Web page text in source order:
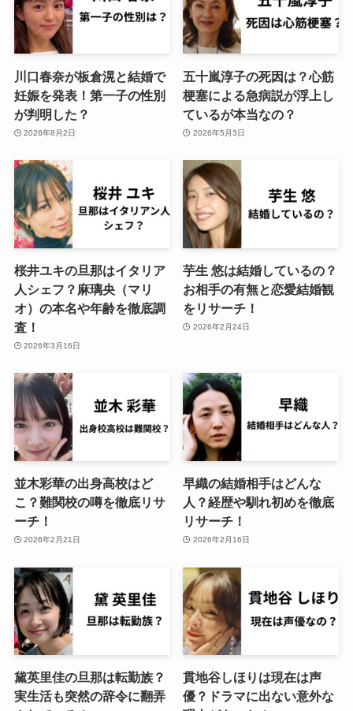
川口春奈が板倉滉と結婚で
妊娠を発表！第一子の性別
が判明した？
2026年8月2日
五十嵐淳子の死因は？心筋
梗塞による急病説が浮上し
ているが本当なの？
2026年5月3日
桜井ユキの旦那はイタリア
人シェフ？麻璃央（マリ
オ）の本名や年齢を徹底調
査！
2026年3月16日
芋生 悠は結婚しているの？
お相手の有無と恋愛結婚観
をリサーチ！
2026年2月24日
並木彩華の出身高校はど
こ？難関校の噂を徹底リサ
ーチ！
2026年2月21日
早織の結婚相手はどんな
人？経歴や馴れ初めを徹底
リサーチ！
2026年2月16日
黛英里佳の旦那は転勤族？
実生活も突然の辞令に翻弄
貫地谷しほりは現在は声
優？ドラマに出ない意外な